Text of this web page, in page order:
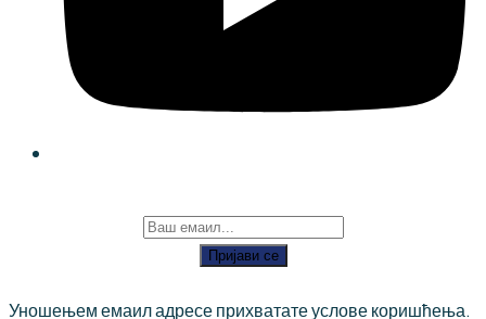
Пријави се
Уношењем емаил адресе прихватате услове коришћења.